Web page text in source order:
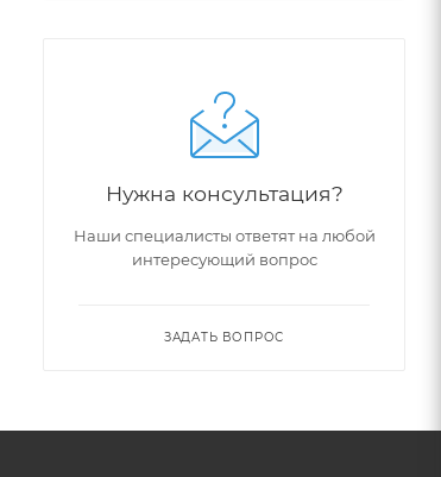
Нужна консультация?
Наши специалисты ответят на любой
интересующий вопрос
ЗАДАТЬ ВОПРОС